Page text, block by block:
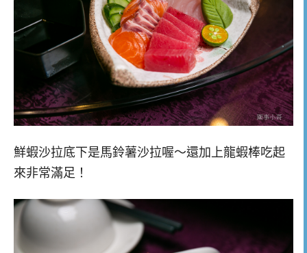
鮮蝦沙拉底下是馬鈴薯沙拉喔～還加上龍蝦棒吃起
來非常滿足！